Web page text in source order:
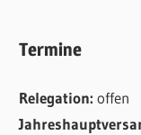
Termine
Relegation:offen